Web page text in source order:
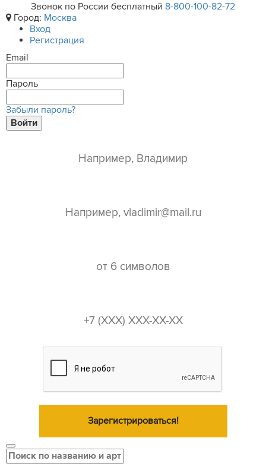
Звонок по России бесплатный 8-800-100-82-72
Город: Москва
Вход
Регистрация
Email
Пароль
Забыли пароль?
Войти
Зарегистрироваться!